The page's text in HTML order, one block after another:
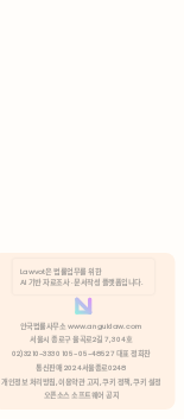
분석 쿠키 허용
Lawvot은 법률업무를 위한
AI 기반 자료조사 · 문서작성 플랫폼입니다.
안국법률사무소 www.anguklaw.com
서울시 종로구 율곡로2길 7, 304호
02)3210-3330 105-05-48527 대표 정희찬
통신판매 2024서울종로0248
개인정보 처리방침, 이용약관 고지, 쿠키 정책, 쿠키 설정
오픈소스 소프트웨어 공지